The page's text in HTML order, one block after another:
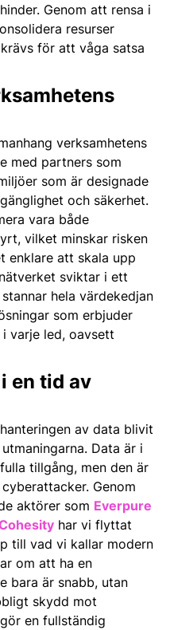
Genom att rensa i
resurser
för att våga satsa
verksamhetens
med partners som
som är designade
och säkerhet.
vara både
vilket minskar risken
enklare att skala upp
sviktar i ett
hela värdekedjan
som erbjuder
varje led, oavsett
en tid av
av data blivit
Data är i
tillgång, men den är
Genom
aktörer som Everpure
har vi flyttat
till vad vi kallar modern
om att ha en
bara är snabb, utan
skydd mot
en fullständig